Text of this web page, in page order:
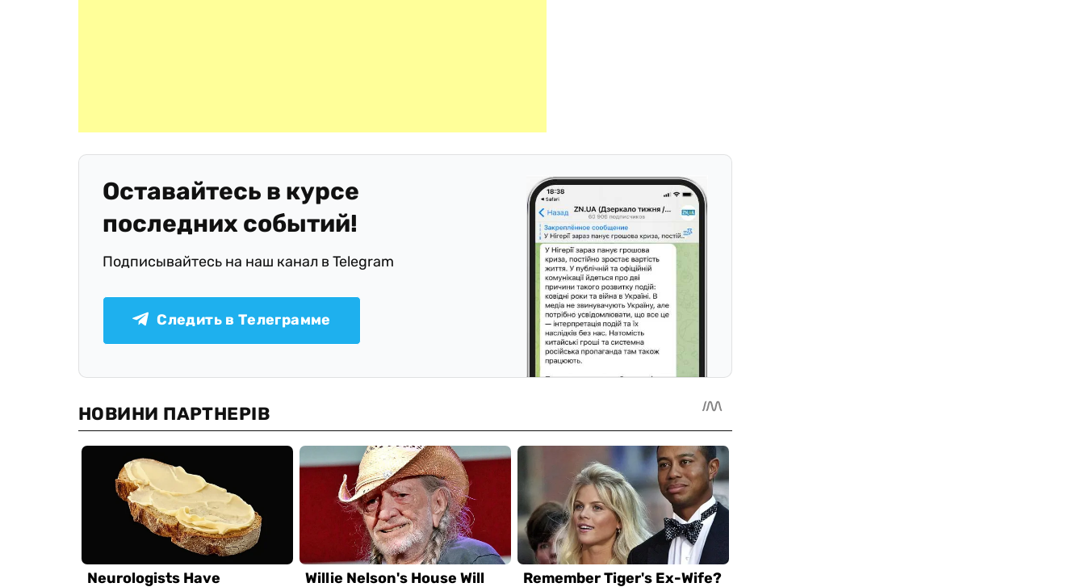
Оставайтесь в курсе
последних событий!
Подписывайтесь на наш канал в Telegram
Следить в Телеграмме